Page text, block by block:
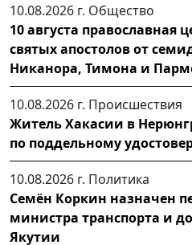
10.08.2026 г. Общество
10 августа православная
святых апостолов от
Никанора, Тимона и
10.08.2026 г. Происшествия
Житель Хакасии в
по поддельному
10.08.2026 г. Политика
Семён Коркин назначен
министра транспорта и
Якутии